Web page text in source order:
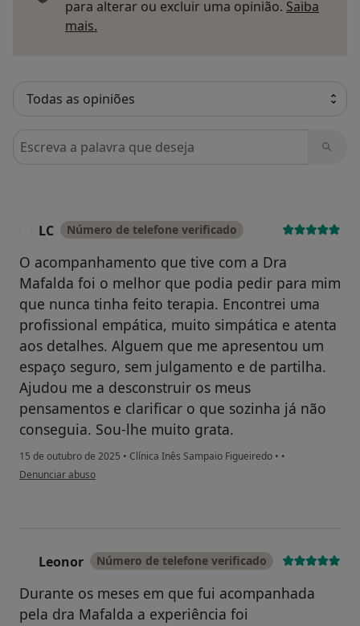
para alterar ou excluir uma opinião. Saiba
mais.
Pesquisar em opiniões
LC Número de telefone verificado
O acompanhamento que tive com a Dra
Mafalda foi o melhor que podia pedir para mim
que nunca tinha feito terapia. Encontrei uma
profissional empática, muito simpática e atenta
aos detalhes. Alguem que me apresentou um
espaço seguro, sem julgamento e de partilha.
Ajudou me a desconstruir os meus
pensamentos e clarificar o que sozinha já não
conseguia. Sou-lhe muito grata.
15 de outubro de 2025 • Clínica Inês Sampaio Figueiredo • •
na opinião do utilizador LC
Denunciar abuso
Leonor Número de telefone verificado
Durante os meses em que fui acompanhada
pela dra Mafalda a experiência foi